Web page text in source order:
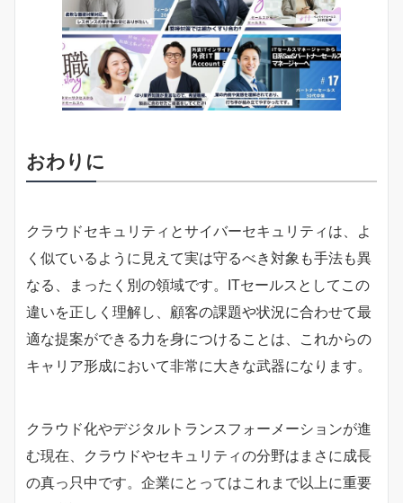
おわりに
クラウドセキュリティとサイバーセキュリティは、よ
く似ているように見えて実は守るべき対象も手法も異
なる、まったく別の領域です。ITセールスとしてこの
違いを正しく理解し、顧客の課題や状況に合わせて最
適な提案ができる力を身につけることは、これからの
キャリア形成において非常に大きな武器になります。
クラウド化やデジタルトランスフォーメーションが進
む現在、クラウドやセキュリティの分野はまさに成長
の真っ只中です。企業にとってはこれまで以上に重要